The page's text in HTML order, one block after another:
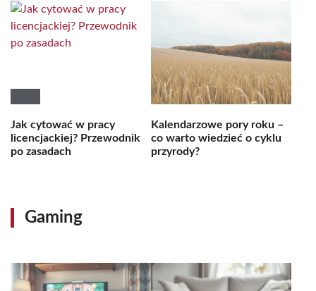
Jak cytować w pracy
licencjackiej? Przewodnik
po zasadach
Kalendarzowe pory roku –
co warto wiedzieć o cyklu
przyrody?
Gaming